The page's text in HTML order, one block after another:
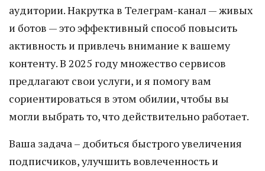
аудитории. Накрутка в Телеграм-канал — живых
и ботов — это эффективный способ повысить
активность и привлечь внимание к вашему
контенту. В 2025 году множество сервисов
предлагают свои услуги, и я помогу вам
сориентироваться в этом обилии, чтобы вы
могли выбрать то, что действительно работает.
Ваша задача – добиться быстрого увеличения
подписчиков, улучшить вовлеченность и